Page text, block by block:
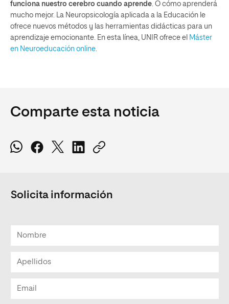
funciona nuestro cerebro cuando aprende. O cómo aprenderá
mucho mejor. La Neuropsicología aplicada a la Educación le
ofrece nuevos métodos y las herramientas didácticas para un
aprendizaje emocionante. En esta línea, UNIR ofrece el Máster
en Neuroeducación online.
Comparte esta noticia
Solicita información